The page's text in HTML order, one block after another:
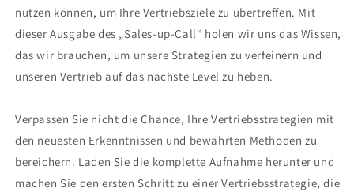
nutzen können, um Ihre Vertriebsziele zu übertreffen. Mit
dieser Ausgabe des „Sales-up-Call“ holen wir uns das Wissen,
das wir brauchen, um unsere Strategien zu verfeinern und
unseren Vertrieb auf das nächste Level zu heben.
Verpassen Sie nicht die Chance, Ihre Vertriebsstrategien mit
den neuesten Erkenntnissen und bewährten Methoden zu
bereichern. Laden Sie die komplette Aufnahme herunter und
machen Sie den ersten Schritt zu einer Vertriebsstrategie, die